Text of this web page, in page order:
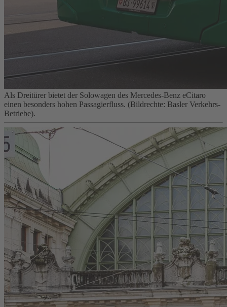
Als Dreitürer bietet der Solowagen des Mercedes‑Benz eCitaro
einen besonders hohen Passagierfluss. (Bildrechte: Basler Verkehrs-
Betriebe).